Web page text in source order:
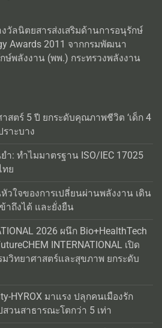
งวัลนิตยสารส่งเสริมด้านการอนุรักษ์
Awards 2011 จากกรมพัฒนา
พลังงาน (พพ.) กระทรวงพลังงาน
สตร์ 5 ปี ยกระดับคุณภาพชีวิต ‘เด็ก 4
าะบาง
: ทำไมมาตรฐาน ISO/IEC 17025
ทย
วใจของการเปลี่ยนผ่านพลังงาน เดิน
าถึงได้ และยั่งยืน
2026 ผนึก Bio+HealthTech
INTERNATIONAL เปิด
มวิทยาศาสตร์และสุขภาพ ยกระดับ
HYROX มาแรง ปลุกคนเมืองรัก
วนสาธารณะโตกว่า 5 เท่า